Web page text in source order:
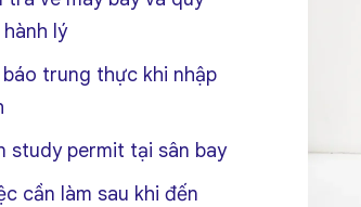
lý
báo trung thực khi nhập
study permit tại sân bay
cần làm sau khi đến